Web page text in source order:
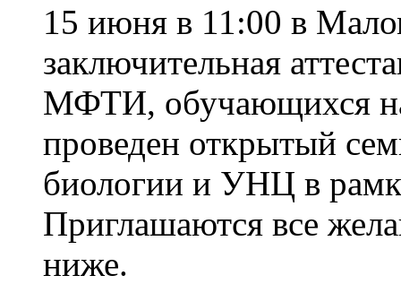
15 июня в 11:00 в
заключительная
МФТИ, обучающихся
проведен открытый
биологии и УНЦ в
Приглашаются все
ниже.